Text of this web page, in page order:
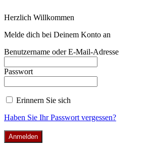
Herzlich Willkommen
Melde dich bei Deinem Konto an
Benutzername oder E-Mail-Adresse
Passwort
Erinnern Sie sich
Haben Sie Ihr Passwort vergessen?